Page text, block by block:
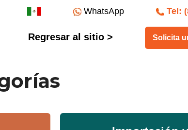
WhatsApp Tel:
Regresar al sitio > Solicita